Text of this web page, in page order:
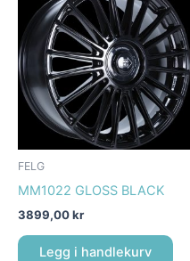
FELG
MM1022 GLOSS BLACK
3899,00kr
Legg i handlekurv